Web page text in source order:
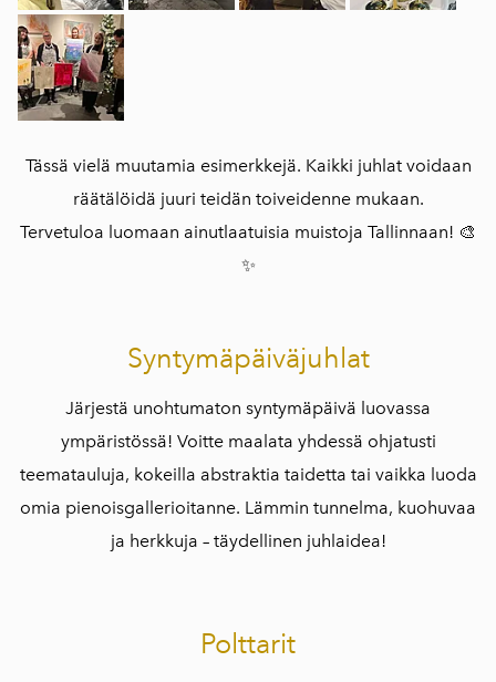
Tässä vielä muutamia esimerkkejä. Kaikki juhlat voidaan
räätälöidä juuri teidän toiveidenne mukaan.
Tervetuloa luomaan ainutlaatuisia muistoja Tallinnaan! 🎨
✨
Syntymäpäiväjuhlat
Järjestä unohtumaton syntymäpäivä luovassa
ympäristössä! Voitte maalata yhdessä ohjatusti
teematauluja, kokeilla abstraktia taidetta tai vaikka luoda
omia pienoisgallerioitanne. Lämmin tunnelma, kuohuvaa
ja herkkuja – täydellinen juhlaidea!
Polttarit